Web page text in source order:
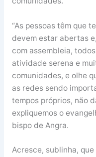
“As pessoas têm que
devem estar abertas
com assembleia,
atividade serena e
comunidades, e olhe
as redes sendo
tempos próprios, não
expliquemos o
bispo de Angra.
Acresce, sublinha,